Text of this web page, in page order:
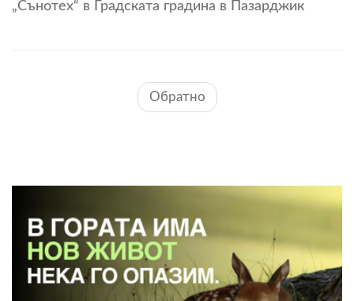
„Сънотех“ в Градската градина в Пазарджик
Обратно